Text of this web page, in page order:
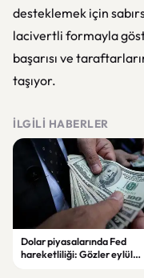
desteklemek için
lacivertli formayla
başarısı ve
taşıyor.
İLGILI HABERLER
Dolar piyasalarında Fed
hareketliliği: Gözler eylül